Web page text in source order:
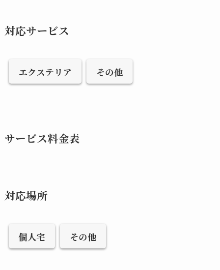
対応サービス
エクステリア その他
サービス料金表
対応場所
個人宅 その他